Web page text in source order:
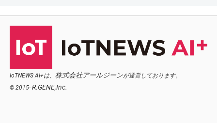
IoTNEWS AI+は、 株式会社アールジーンが運営しております。
© 2015- R.GENE,Inc.